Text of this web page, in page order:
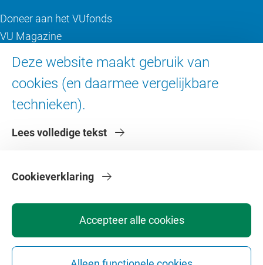
Deze website maakt gebruik van
cookies (en daarmee vergelijkbare
technieken).
Lees volledige tekst
Accepteer alle cookies
Cookieverklaring
Doneer aan het VUfonds
VU Magazine
Ad Valvas
Over de VU
Contact en route
Faculteiten